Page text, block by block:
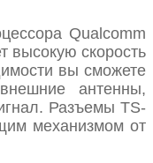
Qualcomm
высокую скорость
вы сможете
антенны,
Разъемы TS-
механизмом от